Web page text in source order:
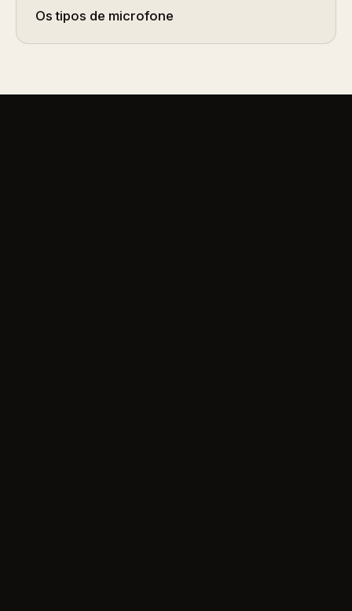
Os tipos de microfone